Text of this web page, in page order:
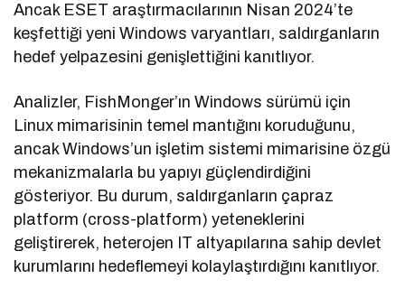
Ancak ESET araştırmacılarının Nisan 2024’te
keşfettiği yeni Windows varyantları, saldırganların
hedef yelpazesini genişlettiğini kanıtlıyor.
Analizler, FishMonger’ın Windows sürümü için
Linux mimarisinin temel mantığını koruduğunu,
ancak Windows’un işletim sistemi mimarisine özgü
mekanizmalarla bu yapıyı güçlendirdiğini
gösteriyor. Bu durum, saldırganların çapraz
platform (cross-platform) yeteneklerini
geliştirerek, heterojen IT altyapılarına sahip devlet
kurumlarını hedeflemeyi kolaylaştırdığını kanıtlıyor.